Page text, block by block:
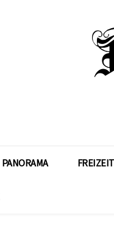
PANORAMA FREIZEIT